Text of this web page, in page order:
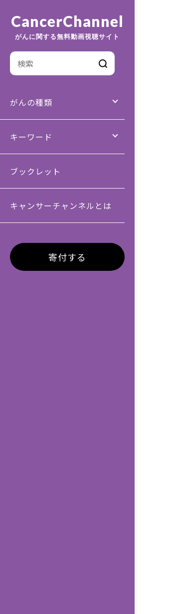
CancerChannel
がんに関する無料動画視聴サイト
がんの種類
キーワード
ブックレット
キャンサーチャンネルとは
寄付する